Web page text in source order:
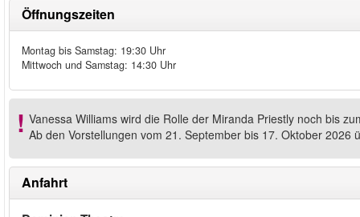
Öffnungszeiten
Montag bis Samstag: 19:30 Uhr
Mittwoch und Samstag: 14:30 Uhr
Vanessa Williams wird die Rolle der Miranda Priestly noch bis
Ab den Vorstellungen vom 21. September bis 17. Oktober
Anfahrt